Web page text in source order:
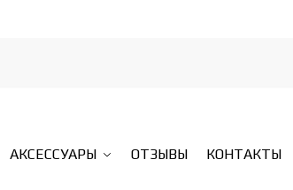
АКСЕССУАРЫ ОТЗЫВЫ КОНТАКТЫ